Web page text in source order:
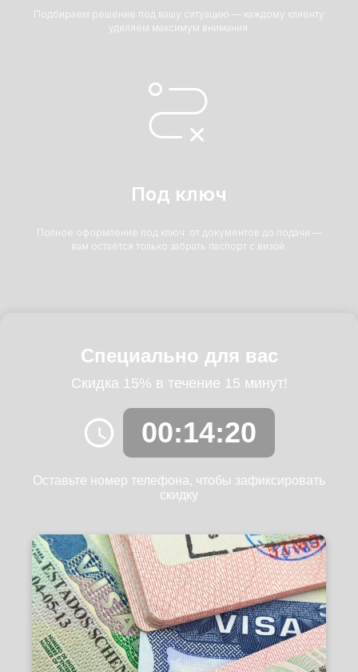
Подбираем решение под вашу ситуацию — каждому клиенту
уделяем максимум внимания.
Под ключ
Полное оформление под ключ: от документов до подачи —
вам остаётся только забрать паспорт с визой.
Специально для вас
Скидка 15% в течение 15 минут!
00:14:19
Оставьте номер телефона, чтобы зафиксировать
скидку